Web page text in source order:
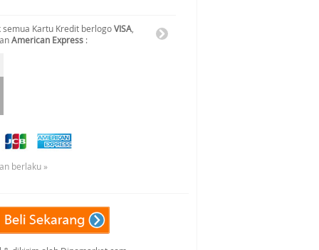
Kartu Kredit berlogoVISA
American Express :
berlaku »